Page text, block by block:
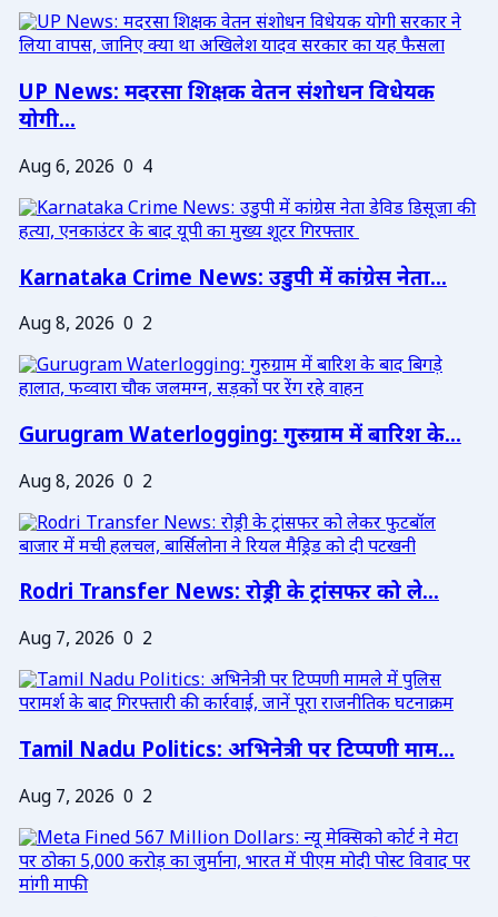
UP News: मदरसा शिक्षक वेतन संशोधन विधेयक
योगी...
Aug 6, 2026 0 4
Karnataka Crime News: उडुपी में कांग्रेस नेता...
Aug 8, 2026 0 2
Gurugram Waterlogging: गुरुग्राम में बारिश के...
Aug 8, 2026 0 2
Rodri Transfer News: रोड्री के ट्रांसफर को ले...
Aug 7, 2026 0 2
Tamil Nadu Politics: अभिनेत्री पर टिप्पणी माम...
Aug 7, 2026 0 2